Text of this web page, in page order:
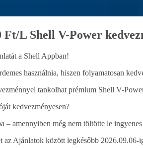
Ft/L Shell V-Power
a Shell Appban!
használnia, hiszen folyamatosan
tankolhat prémium Shell V-
kedvezményesen?
– amennyiben még nem töltötte le
az Ajánlatok között legkésőbb 2026.09.06-